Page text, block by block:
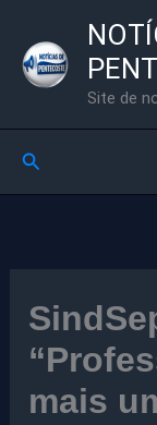
para
Site de
Pesquisar
mais